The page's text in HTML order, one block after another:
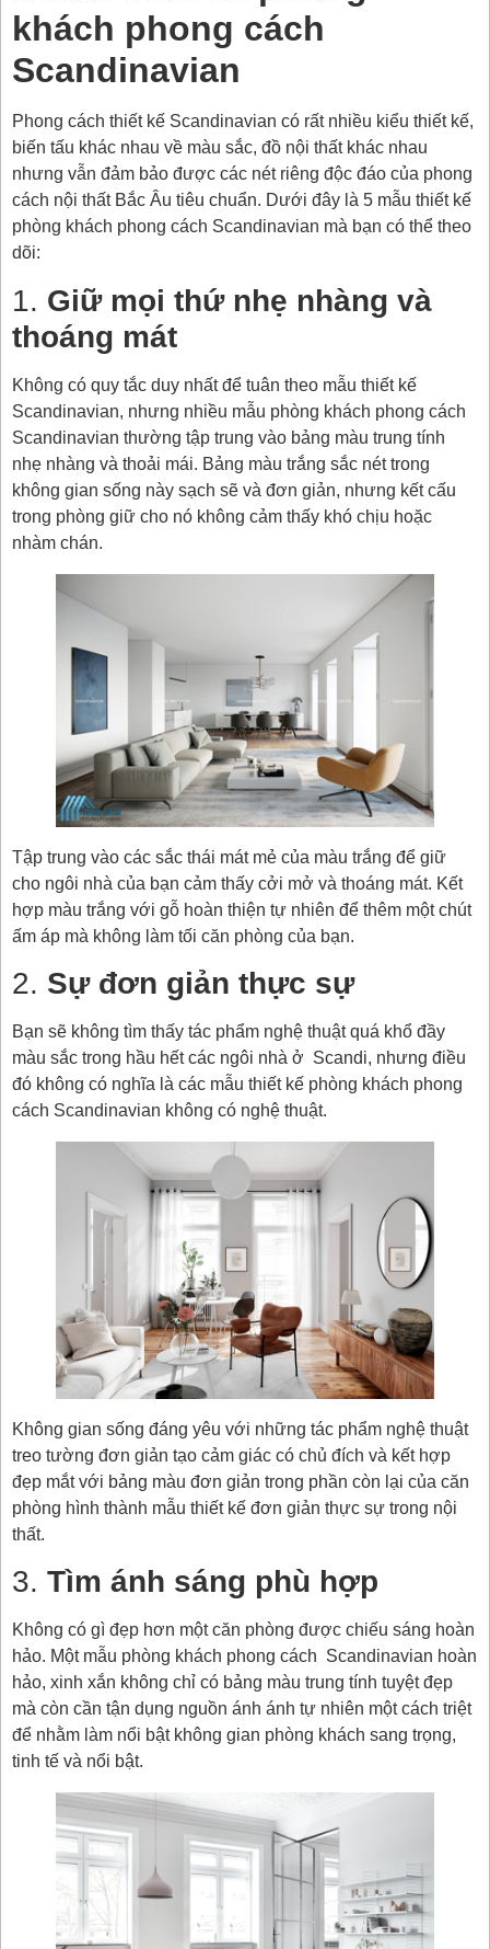
khách phong cách
Scandinavian
Phong cách thiết kế Scandinavian có rất nhiều kiểu thiết kế,
biến tấu khác nhau về màu sắc, đồ nội thất khác nhau
nhưng vẫn đảm bảo được các nét riêng độc đáo của phong
cách nội thất Bắc Âu tiêu chuẩn. Dưới đây là 5 mẫu thiết kế
phòng khách phong cách Scandinavian mà bạn có thể theo
dõi:
1. Giữ mọi thứ nhẹ nhàng và
thoáng mát
Không có quy tắc duy nhất để tuân theo mẫu thiết kế
Scandinavian, nhưng nhiều mẫu phòng khách phong cách
Scandinavian thường tập trung vào bảng màu trung tính
nhẹ nhàng và thoải mái. Bảng màu trắng sắc nét trong
không gian sống này sạch sẽ và đơn giản, nhưng kết cấu
trong phòng giữ cho nó không cảm thấy khó chịu hoặc
nhàm chán.
Tập trung vào các sắc thái mát mẻ của màu trắng để giữ
cho ngôi nhà của bạn cảm thấy cởi mở và thoáng mát. Kết
hợp màu trắng với gỗ hoàn thiện tự nhiên để thêm một chút
ấm áp mà không làm tối căn phòng của bạn.
2. Sự đơn giản thực sự
Bạn sẽ không tìm thấy tác phẩm nghệ thuật quá khổ đầy
màu sắc trong hầu hết các ngôi nhà ở Scandi, nhưng điều
đó không có nghĩa là các mẫu thiết kế phòng khách phong
cách Scandinavian không có nghệ thuật.
Không gian sống đáng yêu với những tác phẩm nghệ thuật
treo tường đơn giản tạo cảm giác có chủ đích và kết hợp
đẹp mắt với bảng màu đơn giản trong phần còn lại của căn
phòng hình thành mẫu thiết kế đơn giản thực sự trong nội
thất.
3. Tìm ánh sáng phù hợp
Không có gì đẹp hơn một căn phòng được chiếu sáng hoàn
hảo. Một mẫu phòng khách phong cách Scandinavian hoàn
hảo, xinh xắn không chỉ có bảng màu trung tính tuyệt đẹp
mà còn cần tận dụng nguồn ánh ánh tự nhiên một cách triệt
để nhằm làm nổi bật không gian phòng khách sang trọng,
tinh tế và nổi bật.